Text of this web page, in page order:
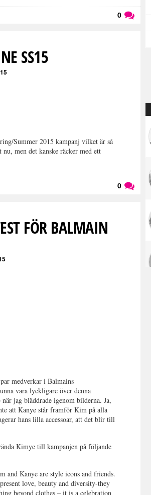
0
SS15
Summer 2015 kampanj vilket är så
men det kanske räcker med ett
0
FÖR BALMAIN
medverkar i Balmains
vara lyckligare över denna
jag bläddrade igenom bilderna. Ja,
att Kanye står framför Kim på alla
hans lilla accessoar, att det blir till
Kimye till kampanjen på följande
and Kanye are style icons and friends.
love, beauty and diversity-they
beyond clothes – it is a celebration